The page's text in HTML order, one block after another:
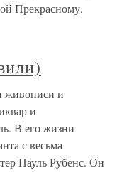
Прекрасному,
живописи и
и
В его жизни
с весьма
Пауль Рубенс. Он